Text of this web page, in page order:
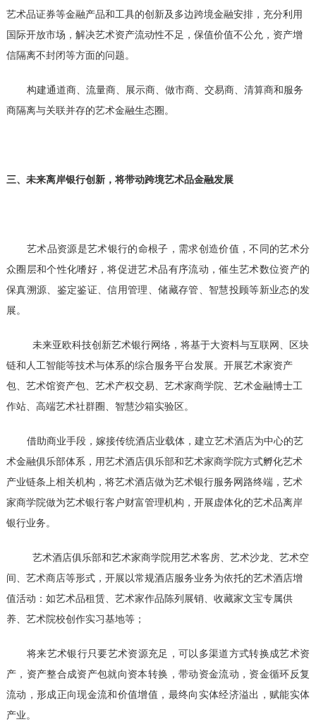
艺术品证券等金融产品和工具的创新及多边跨境金融安排，充分利用
国际开放市场，解决艺术资产流动性不足，保值价值不公允，资产增
信隔离不封闭等方面的问题。
构建通道商、流量商、展示商、做市商、交易商、清算商和服务
商隔离与关联并存的艺术金融生态圈。
三、未来离岸银行创新，将带动跨境艺术品金融发展
艺术品资源是艺术银行的命根子，需求创造价值，不同的艺术分
众圈层和个性化嗜好，将促进艺术品有序流动，催生艺术数位资产的
保真溯源、鉴定鉴证、信用管理、储藏存管、智慧投顾等新业态的发
展。
未来亚欧科技创新艺术银行网络，将基于大资料与互联网、区块
链和人工智能等技术与体系的综合服务平台发展。开展艺术家资产
包、艺术馆资产包、艺术产权交易、艺术家商学院、艺术金融博士工
作站、高端艺术社群圈、智慧沙箱实验区。
借助商业手段，嫁接传统酒店业载体，建立艺术酒店为中心的艺
术金融俱乐部体系，用艺术酒店俱乐部和艺术家商学院方式孵化艺术
产业链条上相关机构，将艺术酒店做为艺术银行服务网路终端，艺术
家商学院做为艺术银行客户财富管理机构，开展虚体化的艺术品离岸
银行业务。
艺术酒店俱乐部和艺术家商学院用艺术客房、艺术沙龙、艺术空
间、艺术商店等形式，开展以常规酒店服务业务为依托的艺术酒店增
值活动：如艺术品租赁、艺术家作品陈列展销、收藏家文宝专属供
养、艺术院校创作实习基地等；
将来艺术银行只要艺术资源充足，可以多渠道方式转换成艺术资
产，资产整合成资产包就向资本转换，带动资金流动，资金循环反复
流动，形成正向现金流和价值增值，最终向实体经济溢出，赋能实体
产业。